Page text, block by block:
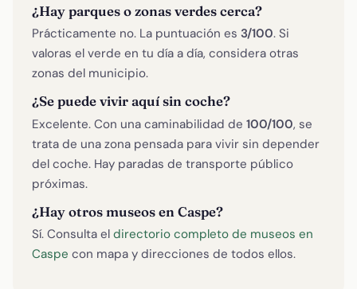
¿Hay parques o zonas verdes cerca?
Prácticamente no. La puntuación es 3/100. Si
valoras el verde en tu día a día, considera otras
zonas del municipio.
¿Se puede vivir aquí sin coche?
Excelente. Con una caminabilidad de 100/100, se
trata de una zona pensada para vivir sin depender
del coche. Hay paradas de transporte público
próximas.
¿Hay otros museos en Caspe?
Sí. Consulta el directorio completo de museos en
Caspe con mapa y direcciones de todos ellos.